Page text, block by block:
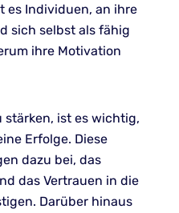
es Individuen, an ihre
sich selbst als fähig
ihre Motivation
stärken, ist es wichtig,
Erfolge. Diese
dazu bei, das
das Vertrauen in die
Darüber hinaus